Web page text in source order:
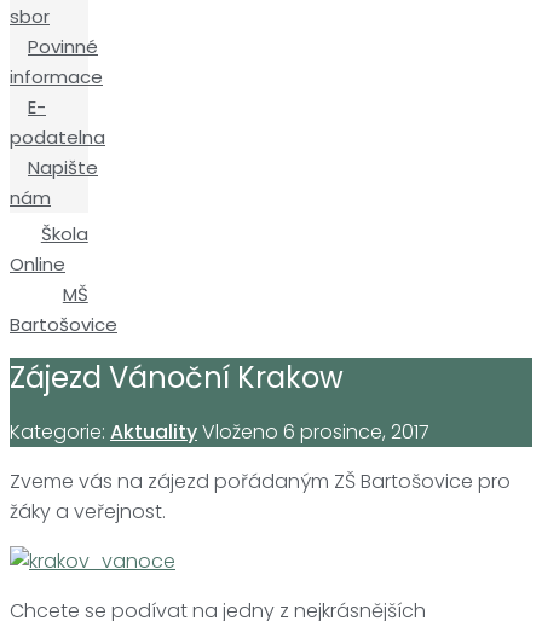
sbor
Povinné
informace
E-
podatelna
Napište
nám
Škola
Online
MŠ
Bartošovice
Zájezd Vánoční Krakow
Kategorie: AktualityVloženo 6 prosince, 2017
Zveme vás na zájezd pořádaným ZŠ Bartošovice pro
žáky a veřejnost.
Chcete se podívat na jedny z nejkrásnějších